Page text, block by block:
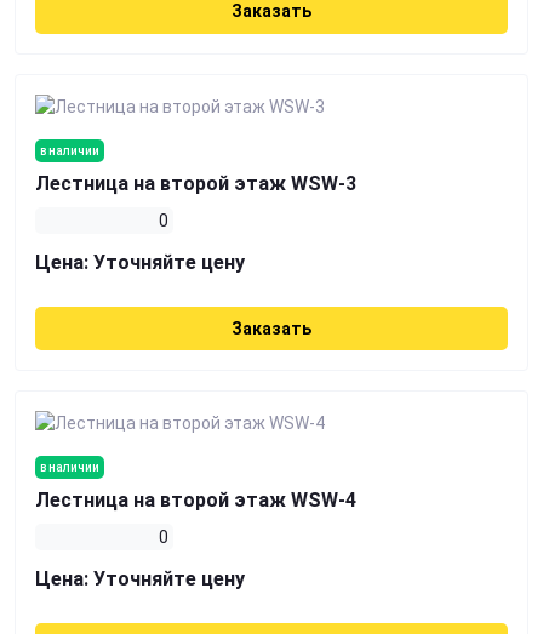
Заказать
в наличии
Лестница на второй этаж WSW-3
0
Цена: Уточняйте цену
Заказать
в наличии
Лестница на второй этаж WSW-4
0
Цена: Уточняйте цену